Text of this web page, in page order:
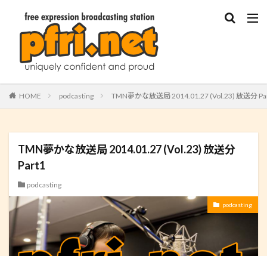
HOME podcasting TMN夢かな放送局 2014.01.27 (Vol.23) 放送分
TMN夢かな放送局 2014.01.27 (Vol.23) 放送分
Part1
podcasting
podcasting